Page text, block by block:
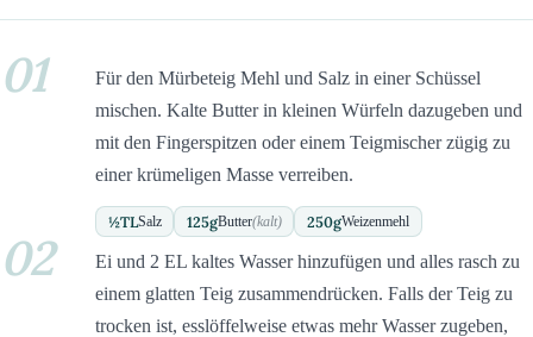
01
Für den Mürbeteig Mehl und Salz in einer Schüssel
mischen. Kalte Butter in kleinen Würfeln dazugeben und
mit den Fingerspitzen oder einem Teigmischer zügig zu
einer krümeligen Masse verreiben.
½TLSalz 125gButter(kalt) 250gWeizenmehl
02
Ei und 2 EL kaltes Wasser hinzufügen und alles rasch zu
einem glatten Teig zusammendrücken. Falls der Teig zu
trocken ist, esslöffelweise etwas mehr Wasser zugeben,